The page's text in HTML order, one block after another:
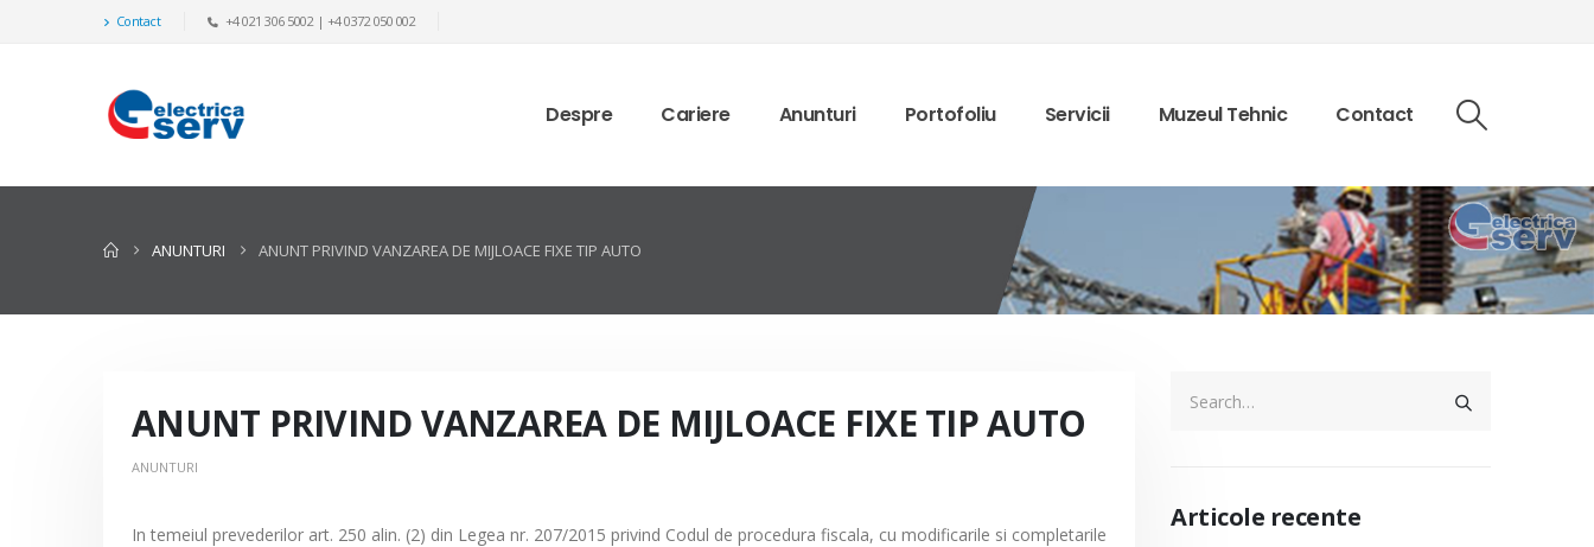
Contact +4 021 306 5002 | +4 0372 050 002
Despre Cariere Anunturi Portofoliu Servicii Muzeul Tehnic Contact
ANUNTURI ANUNT PRIVIND VANZAREA DE MIJLOACE FIXE TIP AUTO
ANUNT PRIVIND VANZAREA DE MIJLOACE FIXE TIP AUTO
ANUNTURI
In temeiul prevederilor art. 250 alin. (2) din Legea nr. 207/2015 privind Codul de procedura fiscala, cu modificarile si completarile
Articole recente